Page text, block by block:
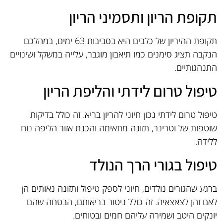
תקופת הריון ותסמיני הריון
תקופת ההיריון של כלבים היא בסביבות 63 ימים, במהלכם
הנקבה תציג סימנים כמו תיאבון מוגבר, עלייה במשקל ושינויים
התנהגותיים.
טיפול טרום לידתי והליפת הריון
טיפול טרום לידתי נכון חיוני להריון בריא. זה כולל בדיקות
שוטפות של וטרינר, תזונה מתאימה והכנת אזור הליפה נוח
ללידה.
טיפול בגורי הרך הנולד
ברגע שהגורים נולדים, חיוני לספק טיפול ותזונה נאותים הן
לאם והן לצאצאיה. זה כולל ניטור בריאותם, הבטחה שהם
יונקים היטב ושמירה עליהם חמים ובטוחים.